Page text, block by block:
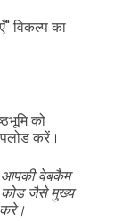
विकल्प का
को
करें।
आपकी वेबकैम
कोड जैसे मुख्य